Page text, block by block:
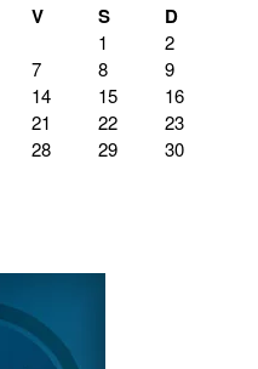
V S D
1
2
7 8
9
14 15
16
21 22
23
28 29
30